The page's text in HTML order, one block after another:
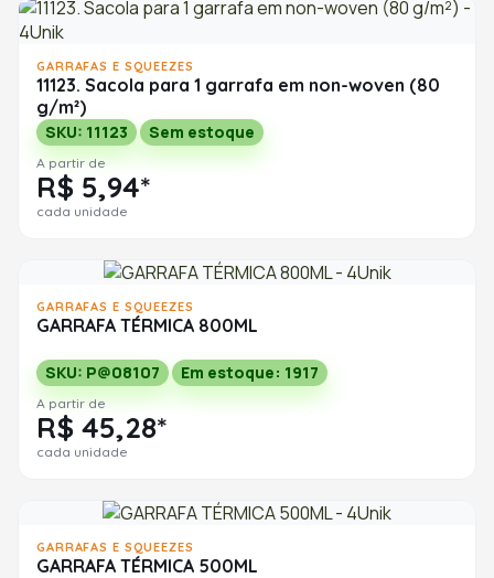
GARRAFAS E SQUEEZES
11123. Sacola para 1 garrafa em non-woven (80
g/m²)
SKU: 11123 Sem estoque
A partir de
R$ 5,94*
cada unidade
GARRAFAS E SQUEEZES
GARRAFA TÉRMICA 800ML
SKU: P@08107 Em estoque: 1917
A partir de
R$ 45,28*
cada unidade
GARRAFAS E SQUEEZES
GARRAFA TÉRMICA 500ML